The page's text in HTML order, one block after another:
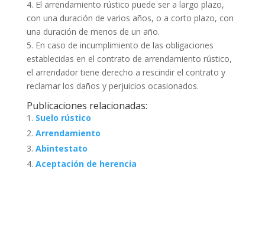
4. El arrendamiento rústico puede ser a largo plazo,
con una duración de varios años, o a corto plazo, con
una duración de menos de un año.
5. En caso de incumplimiento de las obligaciones
establecidas en el contrato de arrendamiento rústico,
el arrendador tiene derecho a rescindir el contrato y
reclamar los daños y perjuicios ocasionados.
Publicaciones relacionadas:
Suelo rústico
Arrendamiento
Abintestato
Aceptación de herencia